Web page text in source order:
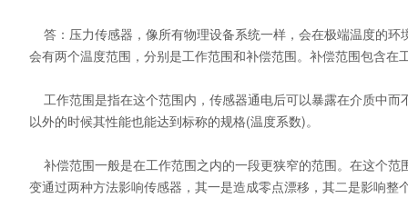
答：压力传感器，像所有物理设备系统一样，会在极端温度的
会有两个温度范围，分别是工作范围和补偿范围。补偿范围包含在
工作范围是指在这个范围内，传感器通电后可以暴露在介质中
以外的时候其性能也能达到标称的规格(温度系数)。
补偿范围一般是在工作范围之内的一段更狭窄的范围。在这个
变通过两种方法影响传感器，其一是造成零点漂移，其二是影响